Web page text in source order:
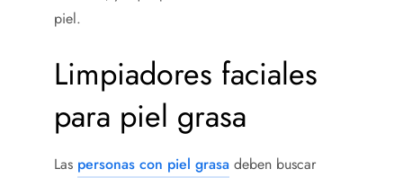
piel.
Limpiadores faciales
para piel grasa
Las personas con piel grasa deben buscar